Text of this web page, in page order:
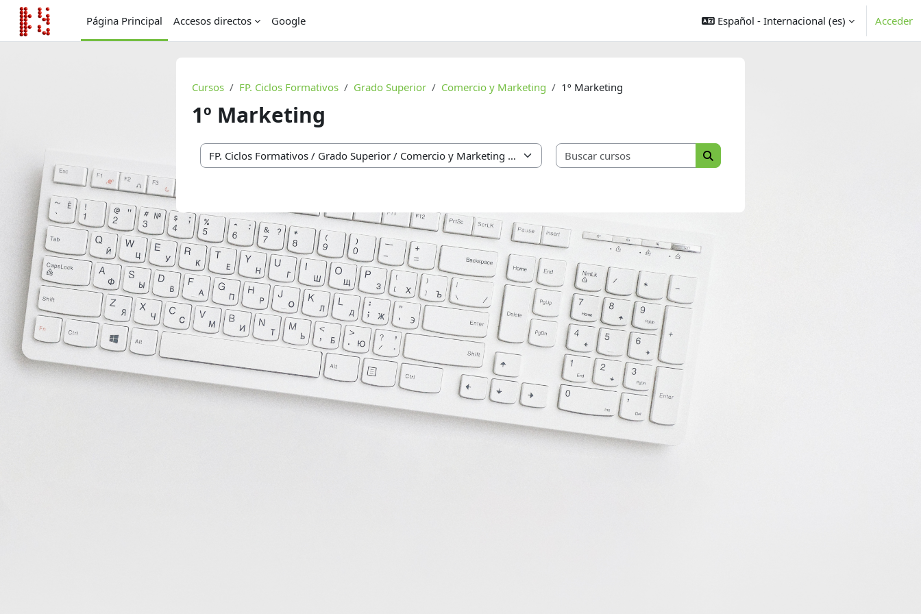
Salta al contenido principal
Página Principal
Accesos directos Google Español - Internacional ‎(es)‎ Acceder
Cursos FP. Ciclos Formativos Grado Superior Comercio y Marketing 1º Marketing
1º Marketing
Categorías
Buscar cursos
Buscar cursos